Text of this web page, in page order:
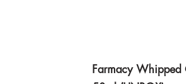
Farmacy Whipped